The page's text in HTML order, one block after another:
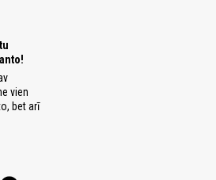
vien
bet arī